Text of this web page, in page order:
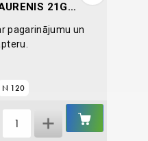
21G
pagarinājumu un
N 120